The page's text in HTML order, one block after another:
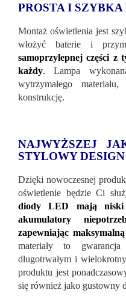
PROSTA I
Montaż oświetlenia jest
włożyć baterie i
samoprzylepnej części z
każdy. Lampa
wytrzymałego
konstrukcję.
NAJWYŻSZEJ
STYLOWY DESIGN
Dzięki nowoczesnej
oświetlenie będzie Ci
diody LED mają niski
akumulatory
zapewniając
materiały to
długotrwałym i
produktu jest
się również jako gustowny